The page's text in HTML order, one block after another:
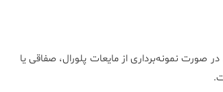
صورت نمونه‌برداری از مایعات پلورال، صفاقی یا